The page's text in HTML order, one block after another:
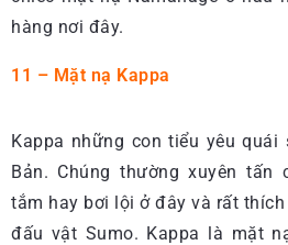
hàng nơi đây.
11 – Mặt nạ Kappa
Kappa những con tiểu yêu
Bản. Chúng thường xuyên tấn
tắm hay bơi lội ở đây và rất
đấu vật Sumo. Kappa là mặt